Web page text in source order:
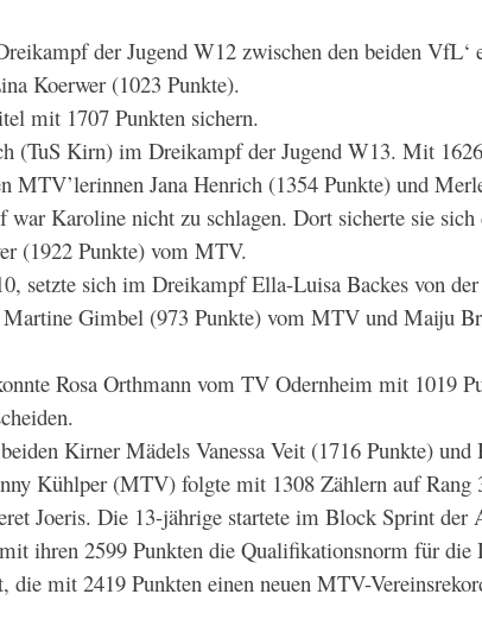
der Jugend W12 zwischen den beiden VfL‘
Koerwer (1023 Punkte).
mit 1707 Punkten sichern.
(TuS Kirn) im Dreikampf der Jugend W13. Mit
MTV’lerinnen Jana Henrich (1354 Punkte) und
Karoline nicht zu schlagen. Dort sicherte sie
(1922 Punkte) vom MTV.
setzte sich im Dreikampf Ella-Luisa Backes von
Gimbel (973 Punkte) vom MTV und Maiju
Rosa Orthmann vom TV Odernheim mit 1019
Kirner Mädels Vanessa Veit (1716 Punkte) und
Kühlper (MTV) folgte mit 1308 Zählern auf Rang
Joeris. Die 13-jährige startete im Block Sprint der
ihren 2599 Punkten die Qualifikationsnorm für die
mit 2419 Punkten einen neuen MTV-